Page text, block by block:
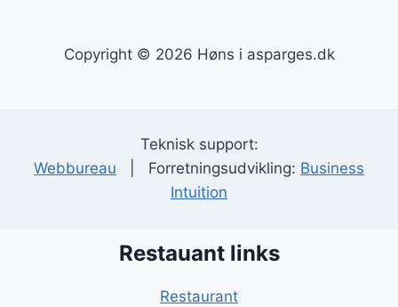
Copyright © 2026 Høns i asparges.dk
Teknisk support:
Webbureau | Forretningsudvikling: Business
Intuition
Restauant links
Restaurant